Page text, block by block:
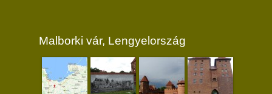
Malborki vár, Lengyelország